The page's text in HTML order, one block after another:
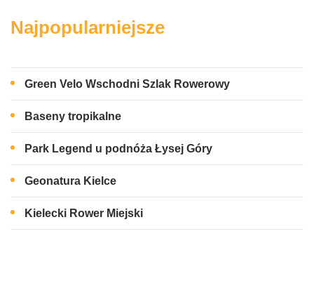
Najpopularniejsze
Green Velo Wschodni Szlak Rowerowy
Baseny tropikalne
Park Legend u podnóża Łysej Góry
Geonatura Kielce
Kielecki Rower Miejski